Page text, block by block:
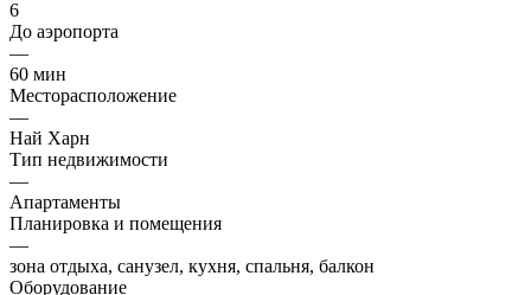
6
До аэропорта
—
60 мин
Месторасположение
—
Най Харн
Тип недвижимости
—
Апартаменты
Планировка и помещения
—
зона отдыха, санузел, кухня, спальня, балкон
Оборудование